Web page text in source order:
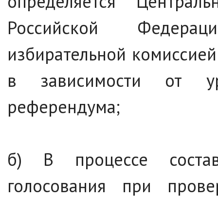
Российской
избирательной
в зависимости от
референдума;
б) В процессе
голосования при